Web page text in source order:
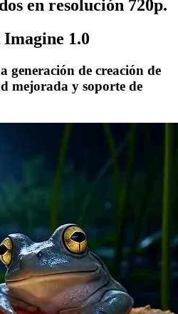
en resolución 720p.
1.0
generación de creación de
mejorada y soporte de